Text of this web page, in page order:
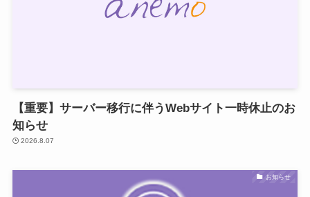
【重要】サーバー移行に伴うWebサイト一時休止のお
知らせ
2026.8.07
お知らせ